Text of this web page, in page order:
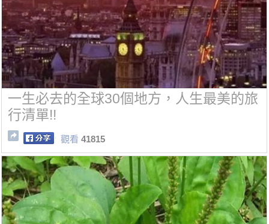
一生必去的全球30個地方，人生最美的旅
行清單!!
觀看 41815